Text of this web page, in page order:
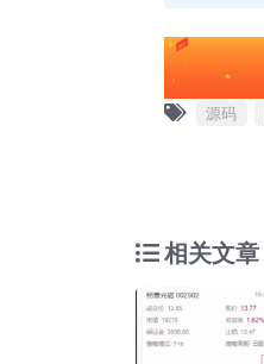
源码
相关文章